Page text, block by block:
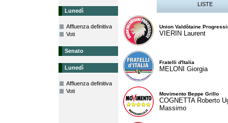
Lunedì
Affluenza definitiva
Voti
Senato
Lunedì
Affluenza definitiva
Voti
LISTE
Union Valdôtaine
VIERIN Laurent
Fratelli d'Italia
MELONI Giorgia
Movimento Beppe Grillo
COGNETTA Roberto
Massimo